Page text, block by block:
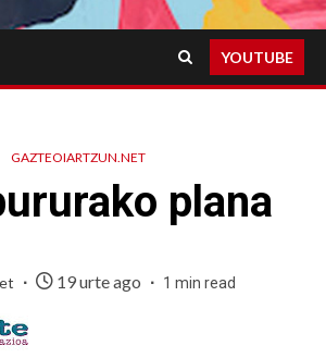
YOUTUBE
GAZTEOIARTZUN.NET
plana
19 urte ago 1 min read